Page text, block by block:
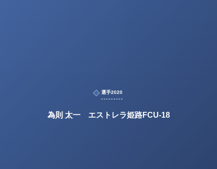
選手2020
為則 太一 エストレラ姫路FCU-18